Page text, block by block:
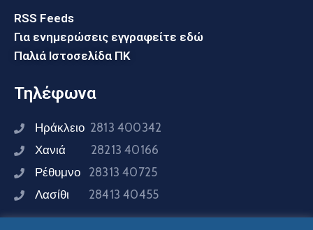
RSS Feeds
Για ενημερώσεις εγγραφείτε εδώ
Παλιά Ιστοσελίδα ΠΚ
Τηλέφωνα
Ηράκλειο 2813 400342
Χανιά 28213 40166
Ρέθυμνο 28313 40725
Λασίθι 28413 40455